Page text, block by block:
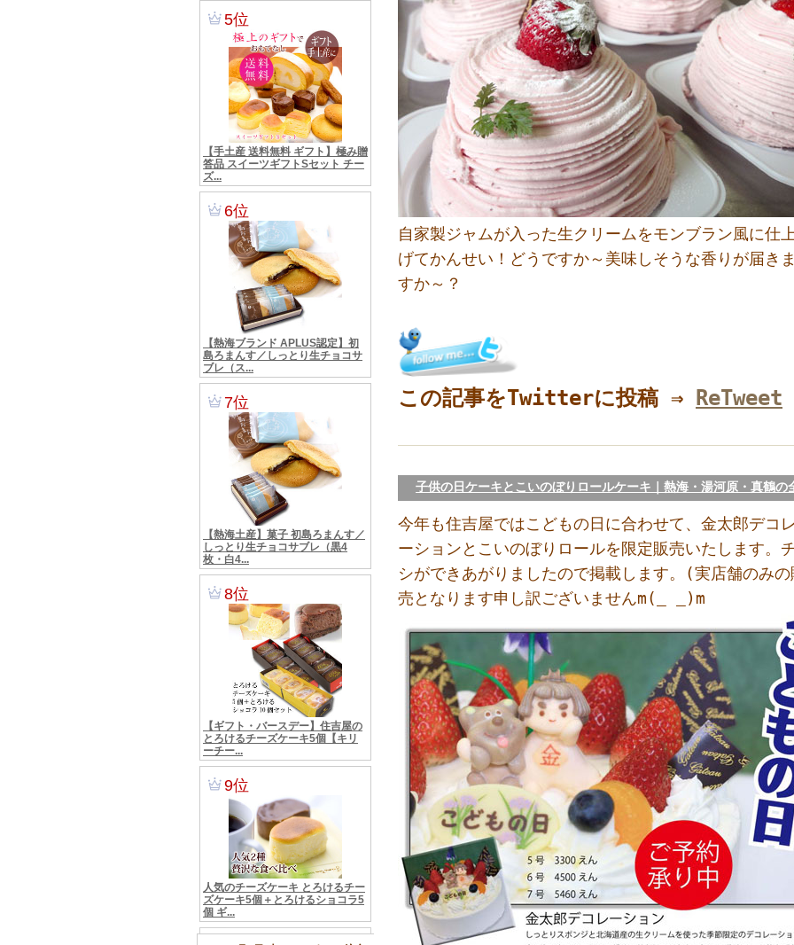
自家製ジャムが入った生クリームをモンブラン風に仕
げてかんせい！どうですか～美味しそうな香りが届き
すか～？
この記事をTwitterに投稿 ⇒ ReTweet
子供の日ケーキとこいのぼりロールケーキ｜熱海・湯河原・真鶴の
今年も住吉屋ではこどもの日に合わせて、金太郎デコ
ーションとこいのぼりロールを限定販売いたします。
シができあがりましたので掲載します。(実店舗のみの
売となります申し訳ございませんm(_ _)m